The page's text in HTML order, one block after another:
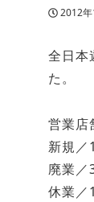
投稿日
2012
全日本
た。
営業店
新規／
廃業／
休業